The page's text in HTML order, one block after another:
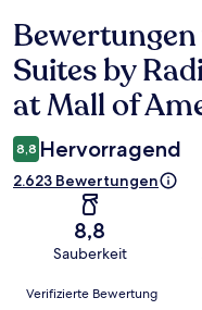
Bewertungen
Suites by
at Mall of
8,8 Hervorragend
2.623 Bewertungen
8,8
Sauberkeit
Bewertungen
Verifizierte Bewertung